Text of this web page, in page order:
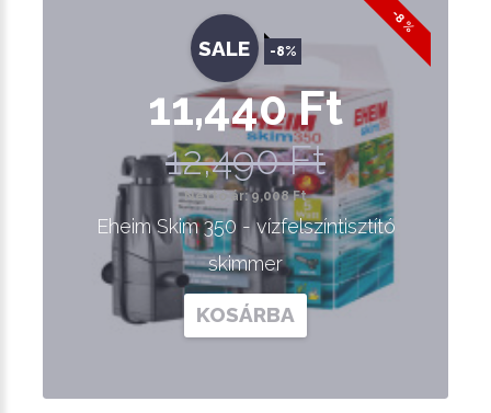
-8 %
SALE -8%
11,440 Ft
12,490 Ft
Nettó ár: 9,008 Ft
Eheim Skim 350 - vízfelszíntisztító
skimmer
KOSÁRBA